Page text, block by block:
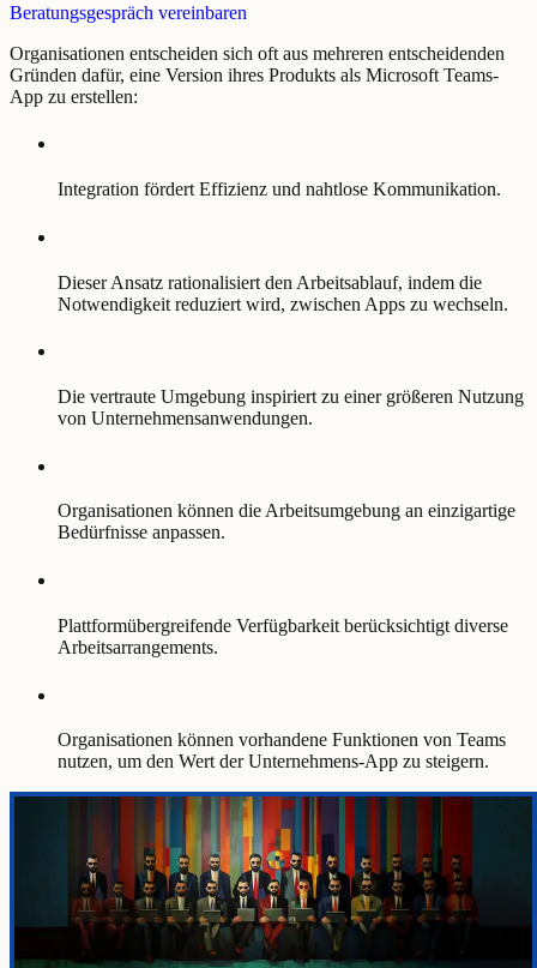
Beratungsgespräch vereinbaren
Organisationen entscheiden sich oft aus mehreren entscheidenden
Gründen dafür, eine Version ihres Produkts als Microsoft Teams-
App zu erstellen:
Integration fördert Effizienz und nahtlose Kommunikation.
Dieser Ansatz rationalisiert den Arbeitsablauf, indem die
Notwendigkeit reduziert wird, zwischen Apps zu wechseln.
Die vertraute Umgebung inspiriert zu einer größeren Nutzung
von Unternehmensanwendungen.
Organisationen können die Arbeitsumgebung an einzigartige
Bedürfnisse anpassen.
Plattformübergreifende Verfügbarkeit berücksichtigt diverse
Arbeitsarrangements.
Organisationen können vorhandene Funktionen von Teams
nutzen, um den Wert der Unternehmens-App zu steigern.